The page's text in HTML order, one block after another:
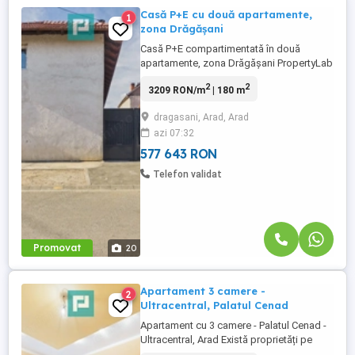
Promovat 20
1
Casă P+E cu două apartamente,
zona Drăgășani
Casă P+E compartimentată în două
apartamente, zona Drăgășani PropertyLab
situată în Arad, zona Drăgășani, pe strada
amplasată pe un teren de 214 mp, iar
construcția are o suprafață construită la
sol de 125 mp, conform CF. Casa este ...
3209 RON/m2| 180 m2
dragasani, Arad, Arad
azi 07:32
577 643 RON
Telefon validat
2
Apartament 3 camere -
Ultracentral, Palatul Cenad
Apartament cu 3 camere - Palatul Cenad -
Ultracentral, Arad Există proprietăți pe